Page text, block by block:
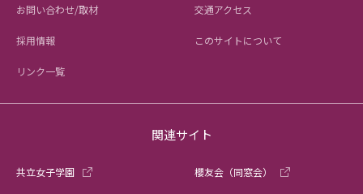
お問い合わせ/取材 交通アクセス
採用情報 このサイトについて
リンク一覧
関連サイト
共立女子学園 櫻友会（同窓会）